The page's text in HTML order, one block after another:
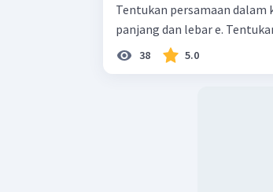
Tentukan persamaan dalam
panjang dan lebar e.
38 5.0